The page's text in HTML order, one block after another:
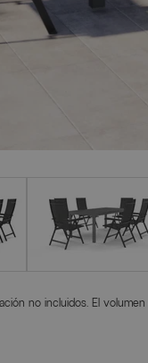
no incluidos. El